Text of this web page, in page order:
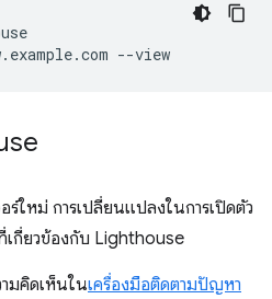
ร์ใหม่ การเปลี่ยนแปลงในการเปิดตัว
กี่ยวข้องกับ Lighthouse
มคิดเห็นในเครื่องมือติดตามปัญหา